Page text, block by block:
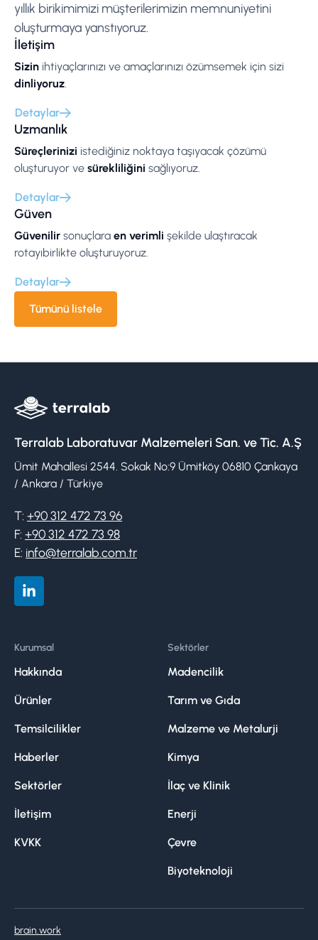
yıllık birikimimizi müşterilerimizin memnuniyetini
oluşturmaya yanstıyoruz.
İletişim
Sizin ihtiyaçlarınızı ve amaçlarınızı özümsemek için sizi
dinliyoruz.
Detaylar
Uzmanlık
Süreçlerinizi istediğiniz noktaya taşıyacak çözümü
oluşturuyor ve sürekliliğini sağlıyoruz.
Detaylar
Güven
Güvenilir sonuçlara en verimli şekilde ulaştıracak
rotayıbirlikte oluşturuyoruz.
Detaylar
Tümünü listele
Terralab Laboratuvar Malzemeleri San. ve Tic. A.Ş
Ümit Mahallesi 2544. Sokak No:9 Ümitköy 06810 Çankaya
/ Ankara / Türkiye
T: +90 312 472 73 96
F: +90 312 472 73 98
E: info@terralab.com.tr
Kurumsal
Hakkında
Ürünler
Temsilcilikler
Haberler
Sektörler
İletişim
KVKK
Sektörler
Madencilik
Tarım ve Gıda
Malzeme ve Metalurji
Kimya
İlaç ve Klinik
Enerji
Çevre
Biyoteknoloji
brain.work